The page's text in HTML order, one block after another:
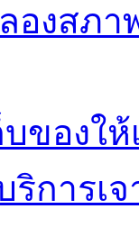
ลองสภ
ของให้
ริการเ